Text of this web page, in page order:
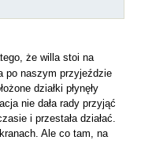
że willa stoi na
po naszym przyjeździe
działki płynęły
nie dała rady przyjąć
i przestała działać.
Ale co tam, na